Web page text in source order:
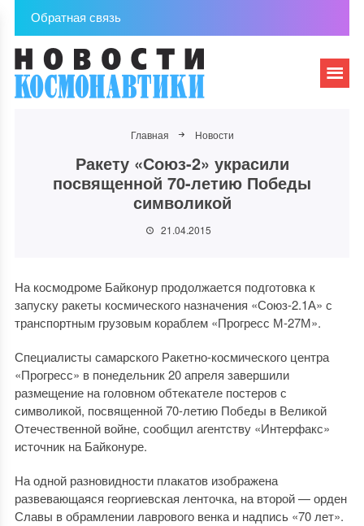
Обратная связь
Главная Новости
Ракету «Союз-2» украсили
посвященной 70-летию Победы
символикой
21.04.2015
На космодроме Байконур продолжается подготовка к
запуску ракеты космического назначения «Союз-2.1А» с
транспортным грузовым кораблем «Прогресс М-27М».
Специалисты самарского Ракетно-космического центра
«Прогресс» в понедельник 20 апреля завершили
размещение на головном обтекателе постеров с
символикой, посвященной 70-летию Победы в Великой
Отечественной войне, сообщил агентству «Интерфакс»
источник на Байконуре.
На одной разновидности плакатов изображена
развевающаяся георгиевская ленточка, на второй — орден
Славы в обрамлении лаврового венка и надпись «70 лет».